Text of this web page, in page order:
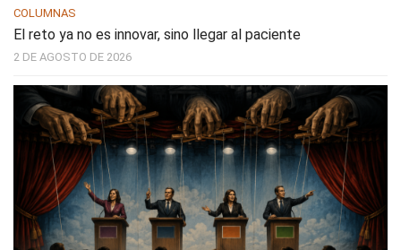
COLUMNAS
El reto ya no es innovar, sino llegar al paciente
2 DE AGOSTO DE 2026